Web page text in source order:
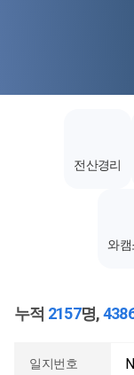
전산경리
와캠
누적 2157명,
일지번호